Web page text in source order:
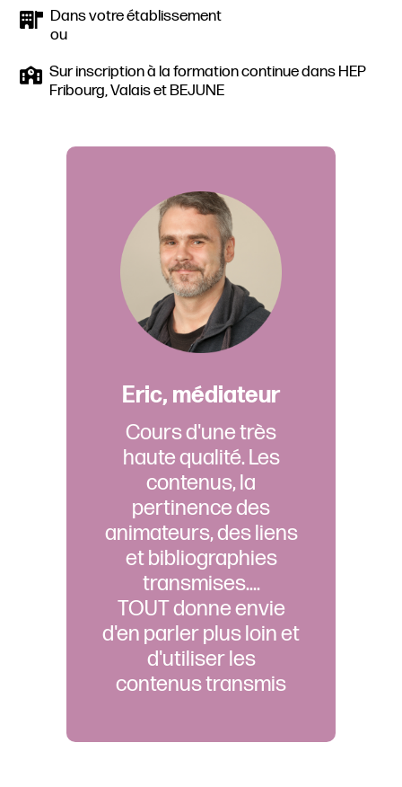
Dans votre établissement
ou
Sur inscription à la formation continue dans HEP
Fribourg, Valais et BEJUNE
Eric, médiateur
Cours d'une très
haute qualité. Les
contenus, la
pertinence des
animateurs, des liens
et bibliographies
transmises....
TOUT donne envie
d'en parler plus loin et
d'utiliser les
contenus transmis